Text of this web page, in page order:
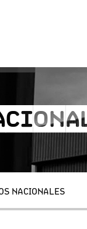
NACIONALES